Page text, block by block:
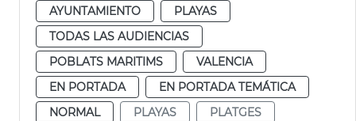
AYUNTAMIENTO
PLAYAS
TODAS LAS AUDIENCIAS
POBLATS MARITIMS
VALENCIA
EN PORTADA
EN PORTADA TEMÁTICA
NORMAL
PLAYAS
PLATGES